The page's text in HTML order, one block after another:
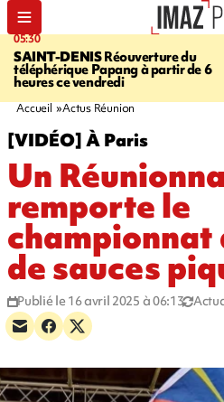
05:30
SAINT-DENISRéouverture du
téléphérique Papang à partir de 6
heures ce vendredi
Accueil Actus Réunion
[VIDÉO] À Paris
Un
remporte le
championnat
de sauces
Publié le 16 avril 2025 à 06:13